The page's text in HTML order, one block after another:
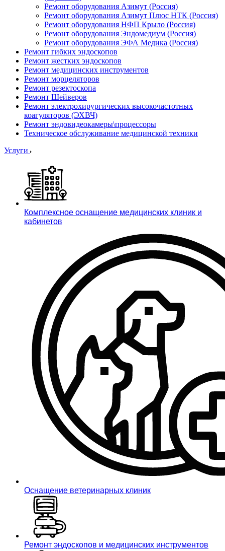
Ремонт оборудования Азимут (Россия)
Ремонт оборудования Азимут Плюс НТК (Россия)
Ремонт оборудования НФП Крыло (Россия)
Ремонт оборудования Эндомедиум (Россия)
Ремонт оборудования ЭФА Медика (Россия)
Ремонт гибких эндоскопов
Ремонт жестких эндоскопов
Ремонт медицинских инструментов
Ремонт морцеляторов
Ремонт резектоскопа
Ремонт Шейверов
Ремонт электрохирургических высокочастотных
коагуляторов (ЭХВЧ)
Ремонт эндовидеокамеры\процессоры
Техническое обслуживание медицинской техники
Услуги
Комплексное оснащение медицинских клиник и
кабинетов
Оснащение ветеринарных клиник
Ремонт эндоскопов и медицинских инструментов